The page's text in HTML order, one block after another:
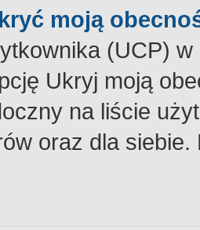
moją
(UCP) w
Ukryj moją
na liście
oraz dla